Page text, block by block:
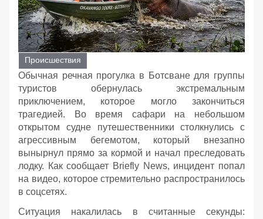
Происшествия
Обычная речная прогулка в Ботсване для группы
туристов обернулась экстремальным
приключением, которое могло закончиться
трагедией. Во время сафари на небольшом
открытом судне путешественники столкнулись с
агрессивным бегемотом, который внезапно
вынырнул прямо за кормой и начал преследовать
лодку. Как сообщает Briefly News, инцидент попал
на видео, которое стремительно распространилось
в соцсетях.
Ситуация накалилась в считанные секунды: